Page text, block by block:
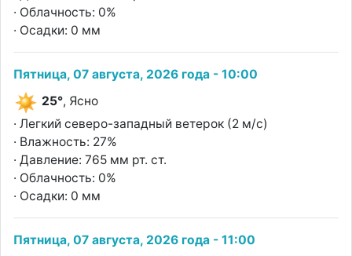
· Облачность: 0%
· Осадки: 0 мм
Пятница, 07 августа, 2026 года - 10:00
25°, Ясно
· Легкий северо-западный ветерок (2 м/с)
· Влажность: 27%
· Давление: 765 мм рт. ст.
· Облачность: 0%
· Осадки: 0 мм
Пятница, 07 августа, 2026 года - 11:00